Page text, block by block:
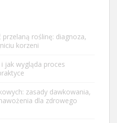
przelaną roślinę: diagnoza,
korzeni
jak wygląda proces
zasady dawkowania,
dla zdrowego